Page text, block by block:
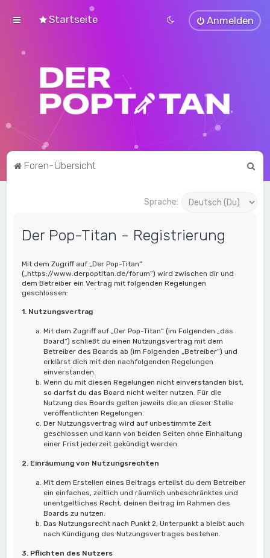
Startseite Anmelden
Foren-Übersicht
Sprache:
Der Pop-Titan - Registrierung
Mit dem Zugriff auf „Der Pop-Titan“
(„https://www.derpoptitan.de/forum“) wird zwischen dir und
dem Betreiber ein Vertrag mit folgenden Regelungen
geschlossen:
1. Nutzungsvertrag
Mit dem Zugriff auf „Der Pop-Titan“ (im Folgenden „das
Board“) schließt du einen Nutzungsvertrag mit dem
Betreiber des Boards ab (im Folgenden „Betreiber“) und
erklärst dich mit den nachfolgenden Regelungen
einverstanden.
Wenn du mit diesen Regelungen nicht einverstanden bist,
so darfst du das Board nicht weiter nutzen. Für die
Nutzung des Boards gelten jeweils die an dieser Stelle
veröffentlichten Regelungen.
Der Nutzungsvertrag wird auf unbestimmte Zeit
geschlossen und kann von beiden Seiten ohne Einhaltung
einer Frist jederzeit gekündigt werden.
2. Einräumung von Nutzungsrechten
Mit dem Erstellen eines Beitrags erteilst du dem Betreiber
ein einfaches, zeitlich und räumlich unbeschränktes und
unentgeltliches Recht, deinen Beitrag im Rahmen des
Boards zu nutzen.
Das Nutzungsrecht nach Punkt 2, Unterpunkt a bleibt auch
nach Kündigung des Nutzungsvertrages bestehen.
3. Pflichten des Nutzers